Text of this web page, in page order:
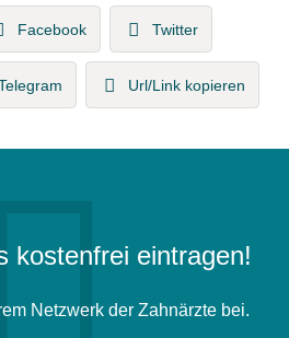
Facebook Twitter
Url/Link kopieren
kostenfrei eintragen!
Netzwerk der Zahnärzte bei.